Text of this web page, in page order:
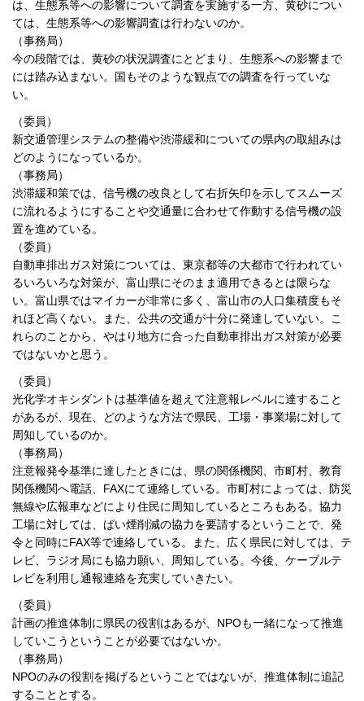
は、生態系等への影響について調査を実施する一方、黄砂につい
ては、生態系等への影響調査は行わないのか。
（事務局）
今の段階では、黄砂の状況調査にとどまり、生態系への影響まで
には踏み込まない。国もそのような観点での調査を行っていな
い。
（委員）
新交通管理システムの整備や渋滞緩和についての県内の取組みは
どのようになっているか。
（事務局）
渋滞緩和策では、信号機の改良として右折矢印を示してスムーズ
に流れるようにすることや交通量に合わせて作動する信号機の設
置を進めている。
（委員）
自動車排出ガス対策については、東京都等の大都市で行われてい
るいろいろな対策が、富山県にそのまま適用できるとは限らな
い。富山県ではマイカーが非常に多く、富山市の人口集積度もそ
れほど高くない。また、公共の交通が十分に発達していない。こ
れらのことから、やはり地方に合った自動車排出ガス対策が必要
ではないかと思う。
（委員）
光化学オキシダントは基準値を超えて注意報レベルに達すること
があるが、現在、どのような方法で県民、工場・事業場に対して
周知しているのか。
（事務局）
注意報発令基準に達したときには、県の関係機関、市町村、教育
関係機関へ電話、FAXにて連絡している。市町村によっては、防災
無線や広報車などにより住民に周知しているところもある。協力
工場に対しては、ばい煙削減の協力を要請するということで、発
令と同時にFAX等で連絡している。また、広く県民に対しては、テ
レビ、ラジオ局にも協力願い、周知している。今後、ケーブルテ
レビを利用し通報連絡を充実していきたい。
（委員）
計画の推進体制に県民の役割はあるが、NPOも一緒になって推進
していこうということが必要ではないか。
（事務局）
NPOのみの役割を掲げるということではないが、推進体制に追記
することとする。